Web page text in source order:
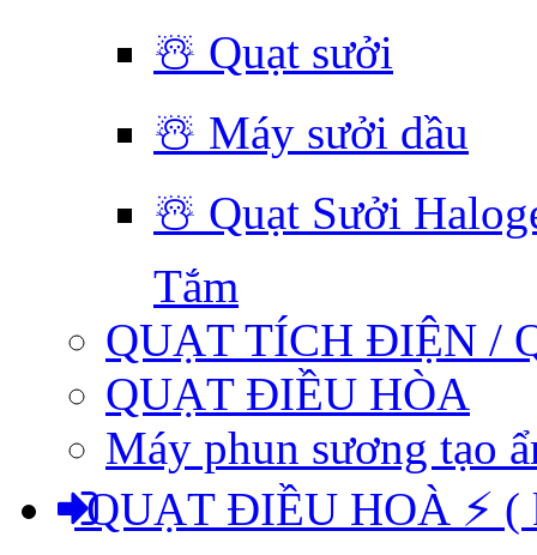
☃️ Quạt sưởi
☃️ Máy sưởi dầu
☃️ Quạt Sưởi
Tắm
QUẠT TÍCH ĐIỆN /
QUẠT ĐIỀU HÒA
Máy phun sương tạo
QUẠT ĐIỀU HOÀ ⚡ (